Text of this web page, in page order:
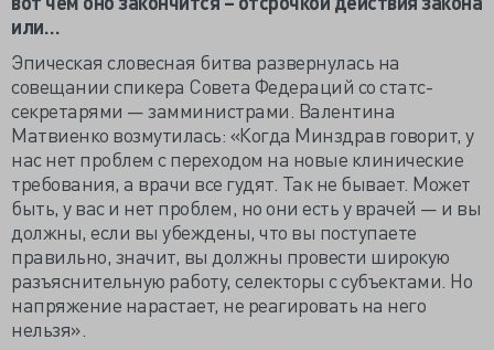
или…
Эпическая словесная битва развернулась на
совещании спикера Совета Федераций со статс-
секретарями — замминистрами. Валентина
Матвиенко возмутилась: «Когда Минздрав говорит, у
нас нет проблем с переходом на новые клинические
требования, а врачи все гудят. Так не бывает. Может
быть, у вас и нет проблем, но они есть у врачей — и вы
должны, если вы убеждены, что вы поступаете
правильно, значит, вы должны провести широкую
разъяснительную работу, селекторы с субъектами. Но
напряжение нарастает, не реагировать на него
нельзя».